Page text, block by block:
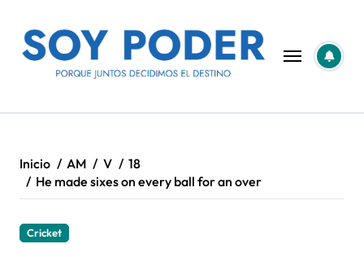
contenido
Inicio AM V
18
He made sixes on every ball for an over
Cricket